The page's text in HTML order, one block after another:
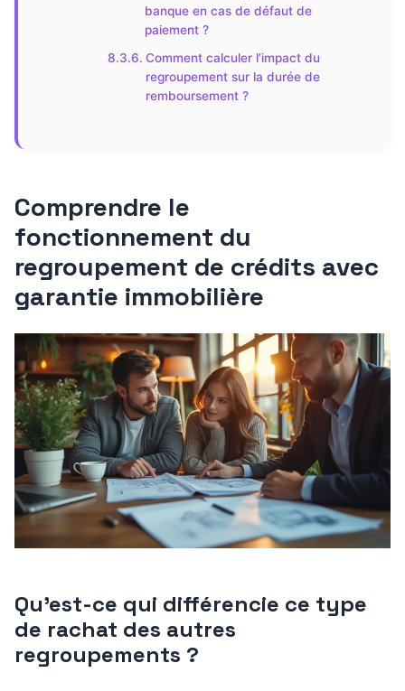
banque en cas de défaut de
paiement ?
Comment calculer l’impact du
regroupement sur la durée de
remboursement ?
Comprendre le
fonctionnement du
regroupement de crédits avec
garantie immobilière
Qu’est-ce qui différencie ce type
de rachat des autres
regroupements ?